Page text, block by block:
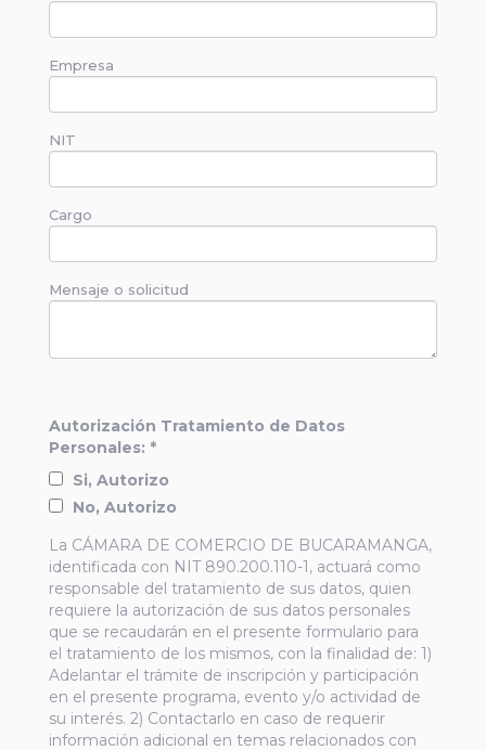
Empresa
NIT
Cargo
Mensaje o solicitud
Autorización Tratamiento de Datos
Personales: *
Si, Autorizo
No, Autorizo
La CÁMARA DE COMERCIO DE BUCARAMANGA,
identificada con NIT 890.200.110-1, actuará como
responsable del tratamiento de sus datos, quien
requiere la autorización de sus datos personales
que se recaudarán en el presente formulario para
el tratamiento de los mismos, con la finalidad de: 1)
Adelantar el trámite de inscripción y participación
en el presente programa, evento y/o actividad de
su interés. 2) Contactarlo en caso de requerir
información adicional en temas relacionados con